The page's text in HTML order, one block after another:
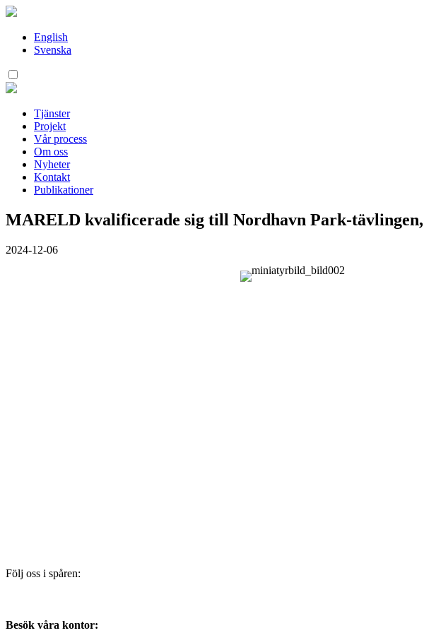
Hoppa
innehållEnglish
Svenska
Tjänster
Projekt
Vår process
Om oss
Nyheter
Kontakt
Publikationer
MARELD kvalificerade sig till Nordhavn Park-
2024-12-06
Följ oss i spåren:
Besök våra kontor: